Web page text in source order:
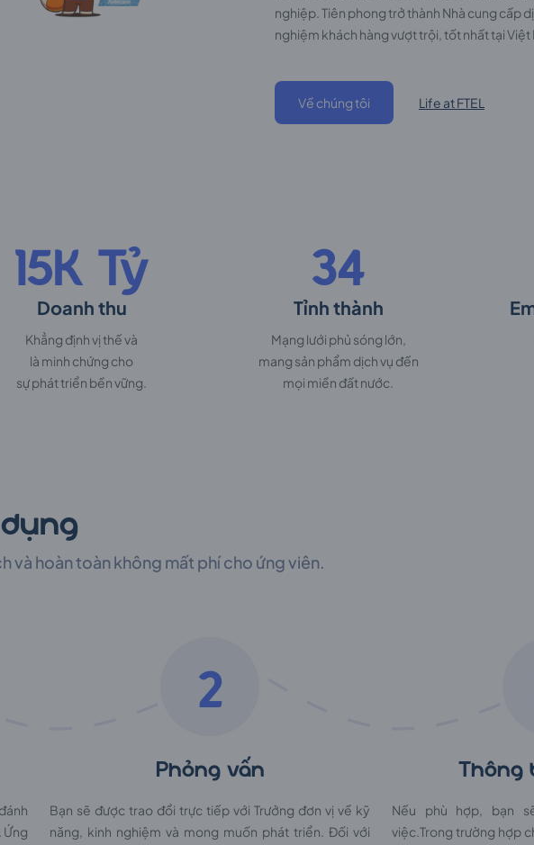
nghiệp. Tiên phong trở thành Nhà cung cấp
nghiệm khách hàng vượt trội, tốt nhất tại Việt
Về chúng tôi Life at FTEL
15K Tỷ
Doanh thu
Khẳng định vị thế và
là minh chứng cho
sự phát triển bền vững.
34
Tỉnh thành
Mạng lưới phủ sóng lớn,
mang sản phẩm dịch vụ đến
mọi miền đất nước.
và hoàn toàn không mất phí cho ứng viên.
Ứng
2
Phỏng vấn
Bạn sẽ được trao đổi trực tiếp với Trưởng đơn vị về kỹ
năng, kinh nghiệm và mong muốn phát triển. Đối với
Thông
Nếu phù hợp, bạn
việc.Trong trường hợp